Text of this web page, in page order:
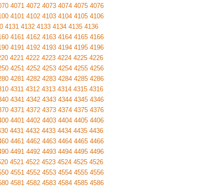
4071 4072 4073 4074 4075 4076
4101 4102 4103 4104 4105 4106
4131 4132 4133 4134 4135 4136
4161 4162 4163 4164 4165 4166
4191 4192 4193 4194 4195 4196
4221 4222 4223 4224 4225 4226
4251 4252 4253 4254 4255 4256
4281 4282 4283 4284 4285 4286
4311 4312 4313 4314 4315 4316
4341 4342 4343 4344 4345 4346
4371 4372 4373 4374 4375 4376
4401 4402 4403 4404 4405 4406
4431 4432 4433 4434 4435 4436
4461 4462 4463 4464 4465 4466
4491 4492 4493 4494 4495 4496
4521 4522 4523 4524 4525 4526
4551 4552 4553 4554 4555 4556
4581 4582 4583 4584 4585 4586